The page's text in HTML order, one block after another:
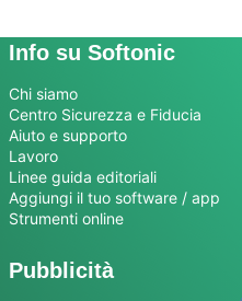
Info su Softonic
Chi siamo
Centro Sicurezza e Fiducia
Aiuto e supporto
Lavoro
Linee guida editoriali
Aggiungi il tuo software / app
Strumenti online
Pubblicità